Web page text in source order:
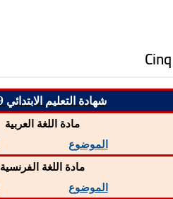
شهادة التعليم الابتدائي 2019
مادة اللغة العربية
الموضوع
مادة اللغة الفرنسية
الموضوع